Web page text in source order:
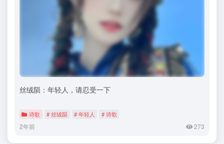
丝绒陨：年轻人，请忍受一下
诗歌 # 丝绒陨 # 年轻人 # 诗歌
2年前 273